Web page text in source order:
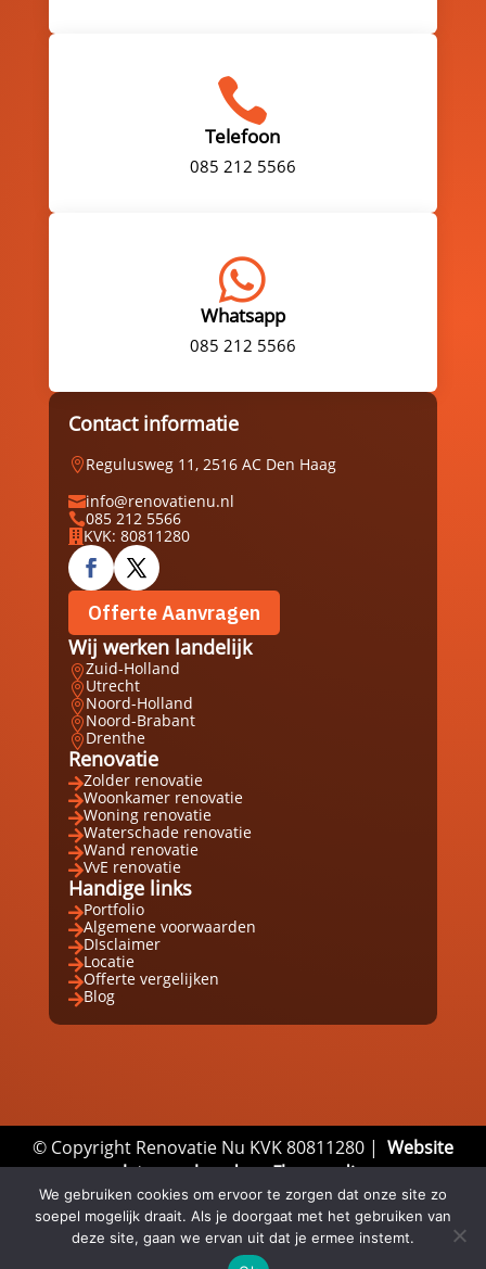

Telefoon
085 212 5566

Whatsapp
085 212 5566
Contact informatie
Regulusweg 11, 2516 AC Den Haag
info@renovatienu.nl
085 212 5566
 KVK: 80811280
Offerte Aanvragen
Wij werken landelijk
Zuid-Holland
Utrecht
Noord-Holland
Noord-Brabant
Drenthe
Renovatie
Zolder renovatie
Woonkamer renovatie
Woning renovatie
Waterschade renovatie
Wand renovatie
VvE renovatie
Handige links
Portfolio
Algemene voorwaarden
DIsclaimer
Locatie
Offerte vergelijken
Blog
© Copyright Renovatie Nu KVK 80811280 | Website
laten maken door Flexamedia
Privacyverklaring|Disclaimer| Algemene
Voorwaarden
We gebruiken cookies om ervoor te zorgen dat onze site zo
soepel mogelijk draait. Als je doorgaat met het gebruiken van
deze site, gaan we ervan uit dat je ermee instemt.